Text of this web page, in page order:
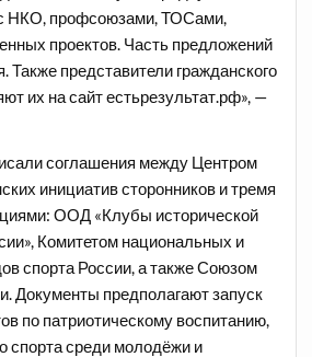
НКО, профсоюзами, ТОСами,
проектов. Часть предложений
Также представители гражданского
их на сайтестьрезультат.рф», —
соглашения между Центром
инициатив сторонников и тремя
ООД «Клубы исторической
Комитетом национальных и
спорта России, а также Союзом
Документы предполагают запуск
по патриотическому воспитанию,
спорта среди молодёжи и